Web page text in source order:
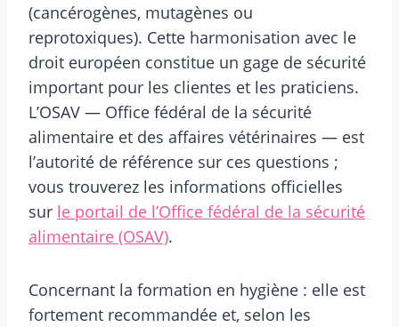
(cancérogènes, mutagènes ou
reprotoxiques). Cette harmonisation avec le
droit européen constitue un gage de sécurité
important pour les clientes et les praticiens.
L’OSAV — Office fédéral de la sécurité
alimentaire et des affaires vétérinaires — est
l’autorité de référence sur ces questions ;
vous trouverez les informations officielles
sur le portail de l’Office fédéral de la sécurité
alimentaire (OSAV).
Concernant la formation en hygiène : elle est
fortement recommandée et, selon les